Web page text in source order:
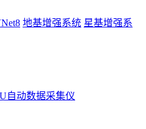
地基增强系统 星基增强系
自动数据采集仪